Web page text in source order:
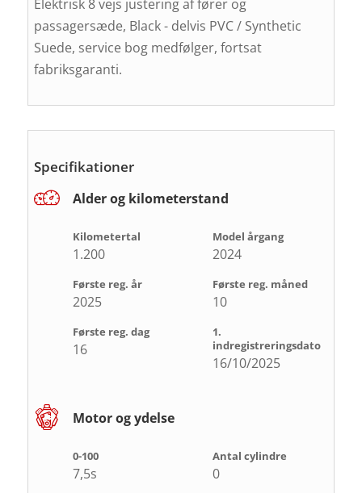
Elektrisk 8 vejs justering af fører og
passagersæde, Black - delvis PVC / Synthetic
Suede, service bog medfølger, fortsat
fabriksgaranti.
Specifikationer
Alder og kilometerstand
Kilometertal
1.200
Model årgang
2024
Første reg. år
2025
Første reg. måned
10
Første reg. dag
16
1.
indregistreringsdato
16/10/2025
Motor og ydelse
0-100
7,5s
Antal cylindre
0